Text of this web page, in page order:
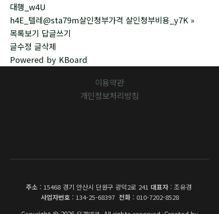
대행_w4U
h4E_텔레@sta79m살인청부가격 살인청부비용_y7K »
목록보기 답글쓰기
글수정 글삭제
Powered by KBoard
이용약관
개인정보처리방침
주소: 15468 경기 안산시 단원구 광덕2로 241 대표자: 조유경
사업자번호: 134-25-68397 전화: 010-7202-8528